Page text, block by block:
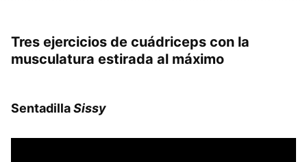
Tres ejercicios de cuádriceps con la
musculatura estirada al máximo
SentadillaSissy